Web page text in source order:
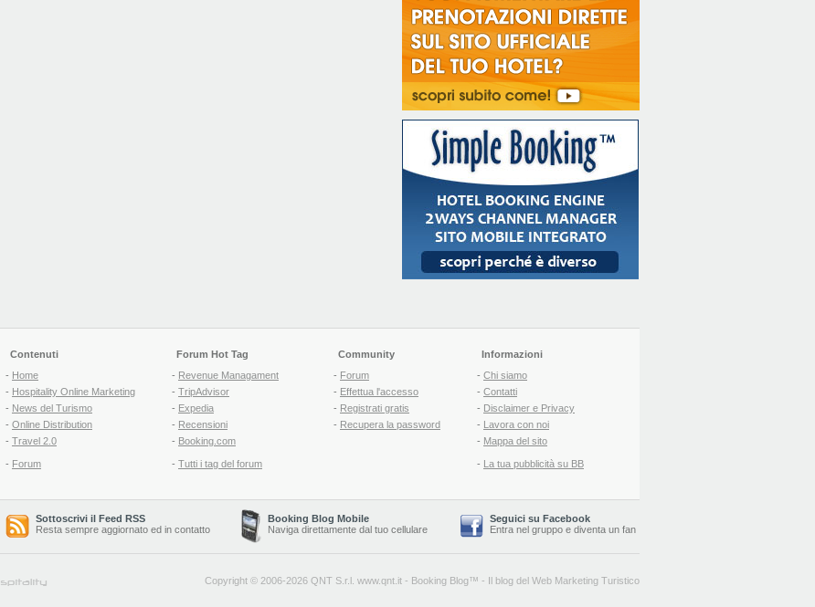
Contenuti
- Home
- Hospitality Online Marketing
- News del Turismo
- Online Distribution
- Travel 2.0
- Forum
Forum Hot Tag
- Revenue Managament
- TripAdvisor
- Expedia
- Recensioni
- Booking.com
- Tutti i tag del forum
Community
- Forum
- Effettua l'accesso
- Registrati gratis
- Recupera la password
Informazioni
- Chi siamo
- Contatti
- Disclaimer e Privacy
- Lavora con noi
- Mappa del sito
- La tua pubblicità su BB
Sottoscrivi il Feed RSS
Resta sempre aggiornato ed in contatto
Booking Blog Mobile
Naviga direttamente dal tuo cellulare
Seguici su Facebook
Entra nel gruppo e diventa un fan
Copyright © 2006-2026 QNT S.r.l. www.qnt.it - Booking Blog™ - Il blog del Web Marketing Turistico